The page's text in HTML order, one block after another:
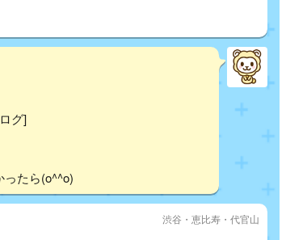
グ]
たら(o^^o)
渋谷・恵比寿・代官山